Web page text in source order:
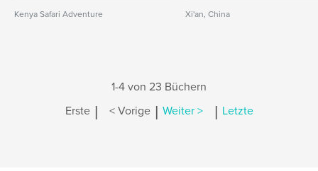
Kenya Safari Adventure Xi'an, China
1-4 von 23 Büchern
Erste | < Vorige | Weiter > | Letzte